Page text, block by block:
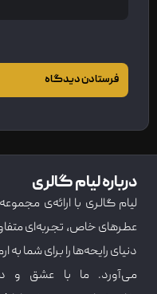
درباره لیام گالری
لیام گالری با ارائه‌ی
عطرهای خاص، تجربه‌ای
دنیای رایحه‌ها را برای شما به
می‌آورد. ما با عشق و